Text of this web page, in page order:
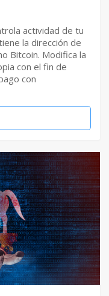
actividad de tu
la dirección de
Bitcoin. Modifica la
con el fin de
con